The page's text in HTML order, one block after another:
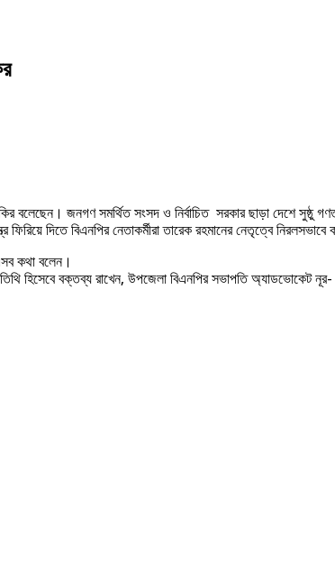
জনগণ সমর্থিত সংসদ ও নির্বাচিত সরকার ছাড়া দেশে সুষ্ঠু
দিতে বিএনপির নেতাকর্মীরা তারেক রহমানের নেতৃত্বে নিরলসভাবে
কথা বলেন।
হিসেবে বক্তব্য রাখেন, উপজেলা বিএনপির সভাপতি অ্যাডভোকেট